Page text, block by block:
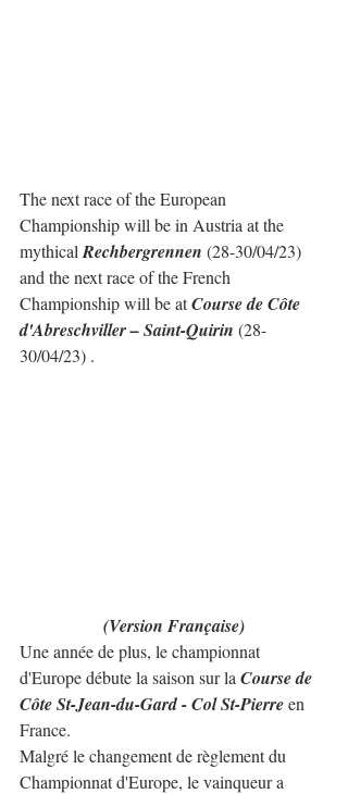
The next race of the European
Championship will be in Austria at the
mythical Rechbergrennen (28-30/04/23)
and the next race of the French
Championship will be at Course de Côte
d'Abreschviller – Saint-Quirin (28-
30/04/23) .
(Version Française)
Une année de plus, le championnat
d'Europe débute la saison sur la Course de
Côte St-Jean-du-Gard - Col St-Pierre en
France.
Malgré le changement de règlement du
Championnat d'Europe, le vainqueur a